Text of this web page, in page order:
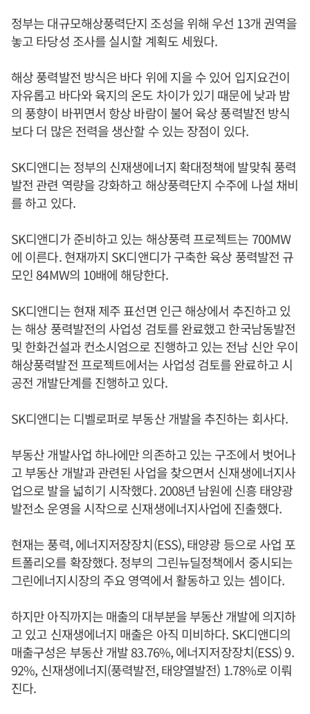
정부는 대규모해상풍력단지 조성을 위해 우선 13개 권역을
놓고 타당성 조사를 실시할 계획도 세웠다.
해상 풍력발전 방식은 바다 위에 지을 수 있어 입지요건이
자유롭고 바다와 육지의 온도 차이가 있기 때문에 낮과 밤
의 풍향이 바뀌면서 항상 바람이 불어 육상 풍력발전 방식
보다 더 많은 전력을 생산할 수 있는 장점이 있다.
SK디앤디는 정부의 신재생에너지 확대정책에 발맞춰 풍력
발전 관련 역량을 강화하고 해상풍력단지 수주에 나설 채비
를 하고 있다.
SK디앤디가 준비하고 있는 해상풍력 프로젝트는 700MW
에 이른다. 현재까지 SK디앤디가 구축한 육상 풍력발전 규
모인 84MW의 10배에 해당한다.
SK디앤디는 현재 제주 표선면 인근 해상에서 추진하고 있
는 해상 풍력발전의 사업성 검토를 완료했고 한국남동발전
및 한화건설과 컨소시엄으로 진행하고 있는 전남 신안 우이
해상풍력발전 프로젝트에서는 사업성 검토를 완료하고 시
공전 개발단계를 진행하고 있다.
SK디앤디는 디벨로퍼로 부동산 개발을 추진하는 회사다.
부동산 개발사업 하나에만 의존하고 있는 구조에서 벗어나
고 부동산 개발과 관련된 사업을 찾으면서 신재생에너지사
업으로 발을 넓히기 시작했다. 2008년 남원에 신흥 태양광
발전소 운영을 시작으로 신재생에너지사업에 진출했다.
현재는 풍력, 에너지저장장치(ESS), 태양광 등으로 사업 포
트폴리오를 확장했다. 정부의 그린뉴딜정책에서 중시되는
그린에너지시장의 주요 영역에서 활동하고 있는 셈이다.
하지만 아직까지는 매출의 대부분을 부동산 개발에 의지하
고 있고 신재생에너지 매출은 아직 미비하다. SK디앤디의
매출구성은 부동산 개발 83.76%, 에너지저장장치(ESS) 9.
92%, 신재생에너지(풍력발전, 태양열발전) 1.78%로 이뤄
진다.